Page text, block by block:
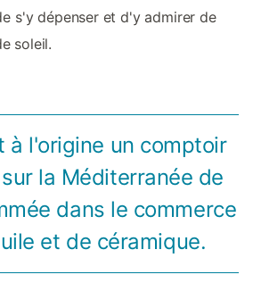
s'y dépenser et d'y admirer de
soleil.
à l'origine un comptoir
la Méditerranée de
dans le commerce
et de céramique.